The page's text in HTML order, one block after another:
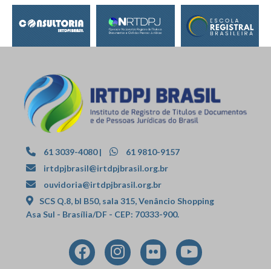
61 3039-4080|
61 9810-9157
irtdpjbrasil@irtdpjbrasil.org.br
ouvidoria@irtdpjbrasil.org.br
SCS Q.8, bl B50, sala 315, Venâncio Shopping
Asa Sul - Brasília/DF - CEP: 70333-900.